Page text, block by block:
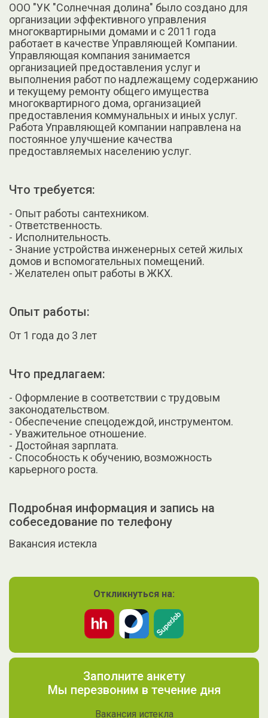
ООО "УК "Солнечная долина" было создано для
организации эффективного управления
многоквартирными домами и с 2011 года
работает в качестве Управляющей Компании.
Управляющая компания занимается
организацией предоставления услуг и
выполнения работ по надлежащему содержанию
и текущему ремонту общего имущества
многоквартирного дома, организацией
предоставления коммунальных и иных услуг.
Работа Управляющей компании направлена на
постоянное улучшение качества
предоставляемых населению услуг.
Что требуется:
- Опыт работы сантехником.
- Ответственность.
- Исполнительность.
- Знание устройства инженерных сетей жилых
домов и вспомогательных помещений.
- Желателен опыт работы в ЖКХ.
Опыт работы:
От 1 года до 3 лет
Что предлагаем:
- Оформление в соответствии с трудовым
законодательством.
- Обеспечение спецодеждой, инструментом.
- Уважительное отношение.
- Достойная зарплата.
- Способность к обучению, возможность
карьерного роста.
Подробная информация и запись на
собеседование по телефону
Вакансия истекла
Откликнуться на:
Заполните анкету
Мы перезвоним в течение дня
Вакансия истекла